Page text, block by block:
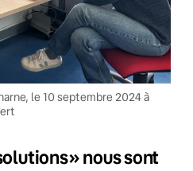
le 10 septembre 2024 à
nous sont